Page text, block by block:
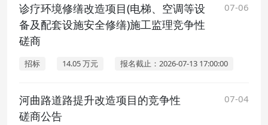
诊疗环境修缮改造项目(电梯、空调等设
备及配套设施安全修缮)施工监理竞争性
磋商
07-06
招标 14.05 万元 报名截止：2026-07-13 17:00:00
河曲路道路提升改造项目的竞争性
磋商公告
07-04